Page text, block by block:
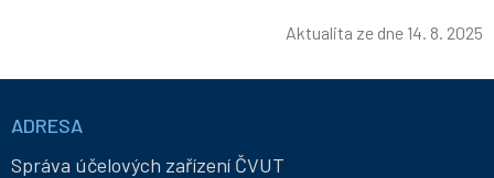
Aktualita ze dne 14. 8. 2025
a
kontakty
ADRESA
Správa účelových zařízení ČVUT